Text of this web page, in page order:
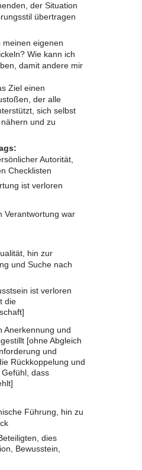
der Situation
übertragen
meinen eigenen
Wie kann ich
damit andere mir
Ziel einen
der alle
sich selbst
und zu
Autorität,
Checklisten
ist verloren
Verantwortung war
hin zur
und Suche nach
ist verloren
die
Anerkennung und
[ohne Abgleich
und
Rückkoppelung und
dass
Führung, hin zu
dies
Bewusstein,